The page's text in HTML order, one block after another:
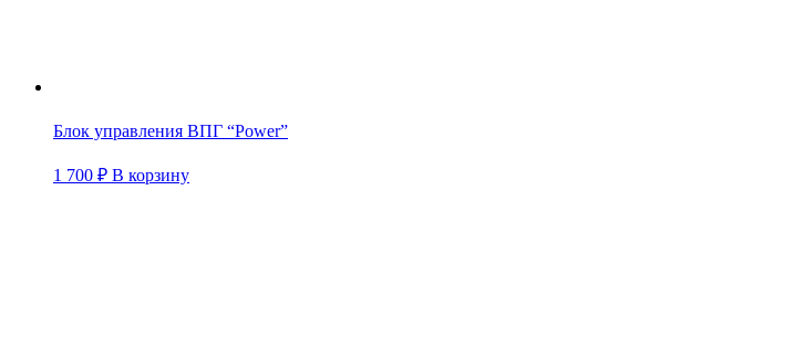
Блок управления ВПГ “Power”
1 700 ₽ В корзину